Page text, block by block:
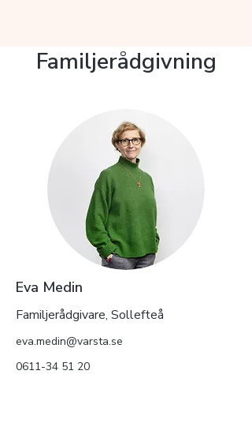
Familjerådgivning
Eva Medin
Familjerådgivare, Sollefteå
eva.medin@varsta.se
0611-34 51 20